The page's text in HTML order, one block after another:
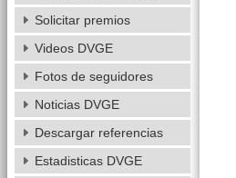
Solicitar premios
Videos DVGE
Fotos de seguidores
Noticias DVGE
Descargar referencias
Estadisticas DVGE